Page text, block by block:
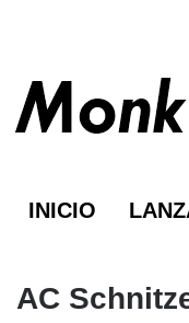
INICIO
AC